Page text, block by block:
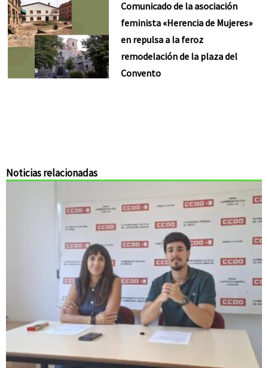
Comunicado de la asociación
feminista «Herencia de Mujeres»
en repulsa a la feroz
remodelación de la plaza del
Convento
Noticias relacionadas